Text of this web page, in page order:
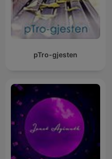
pTro-gjesten